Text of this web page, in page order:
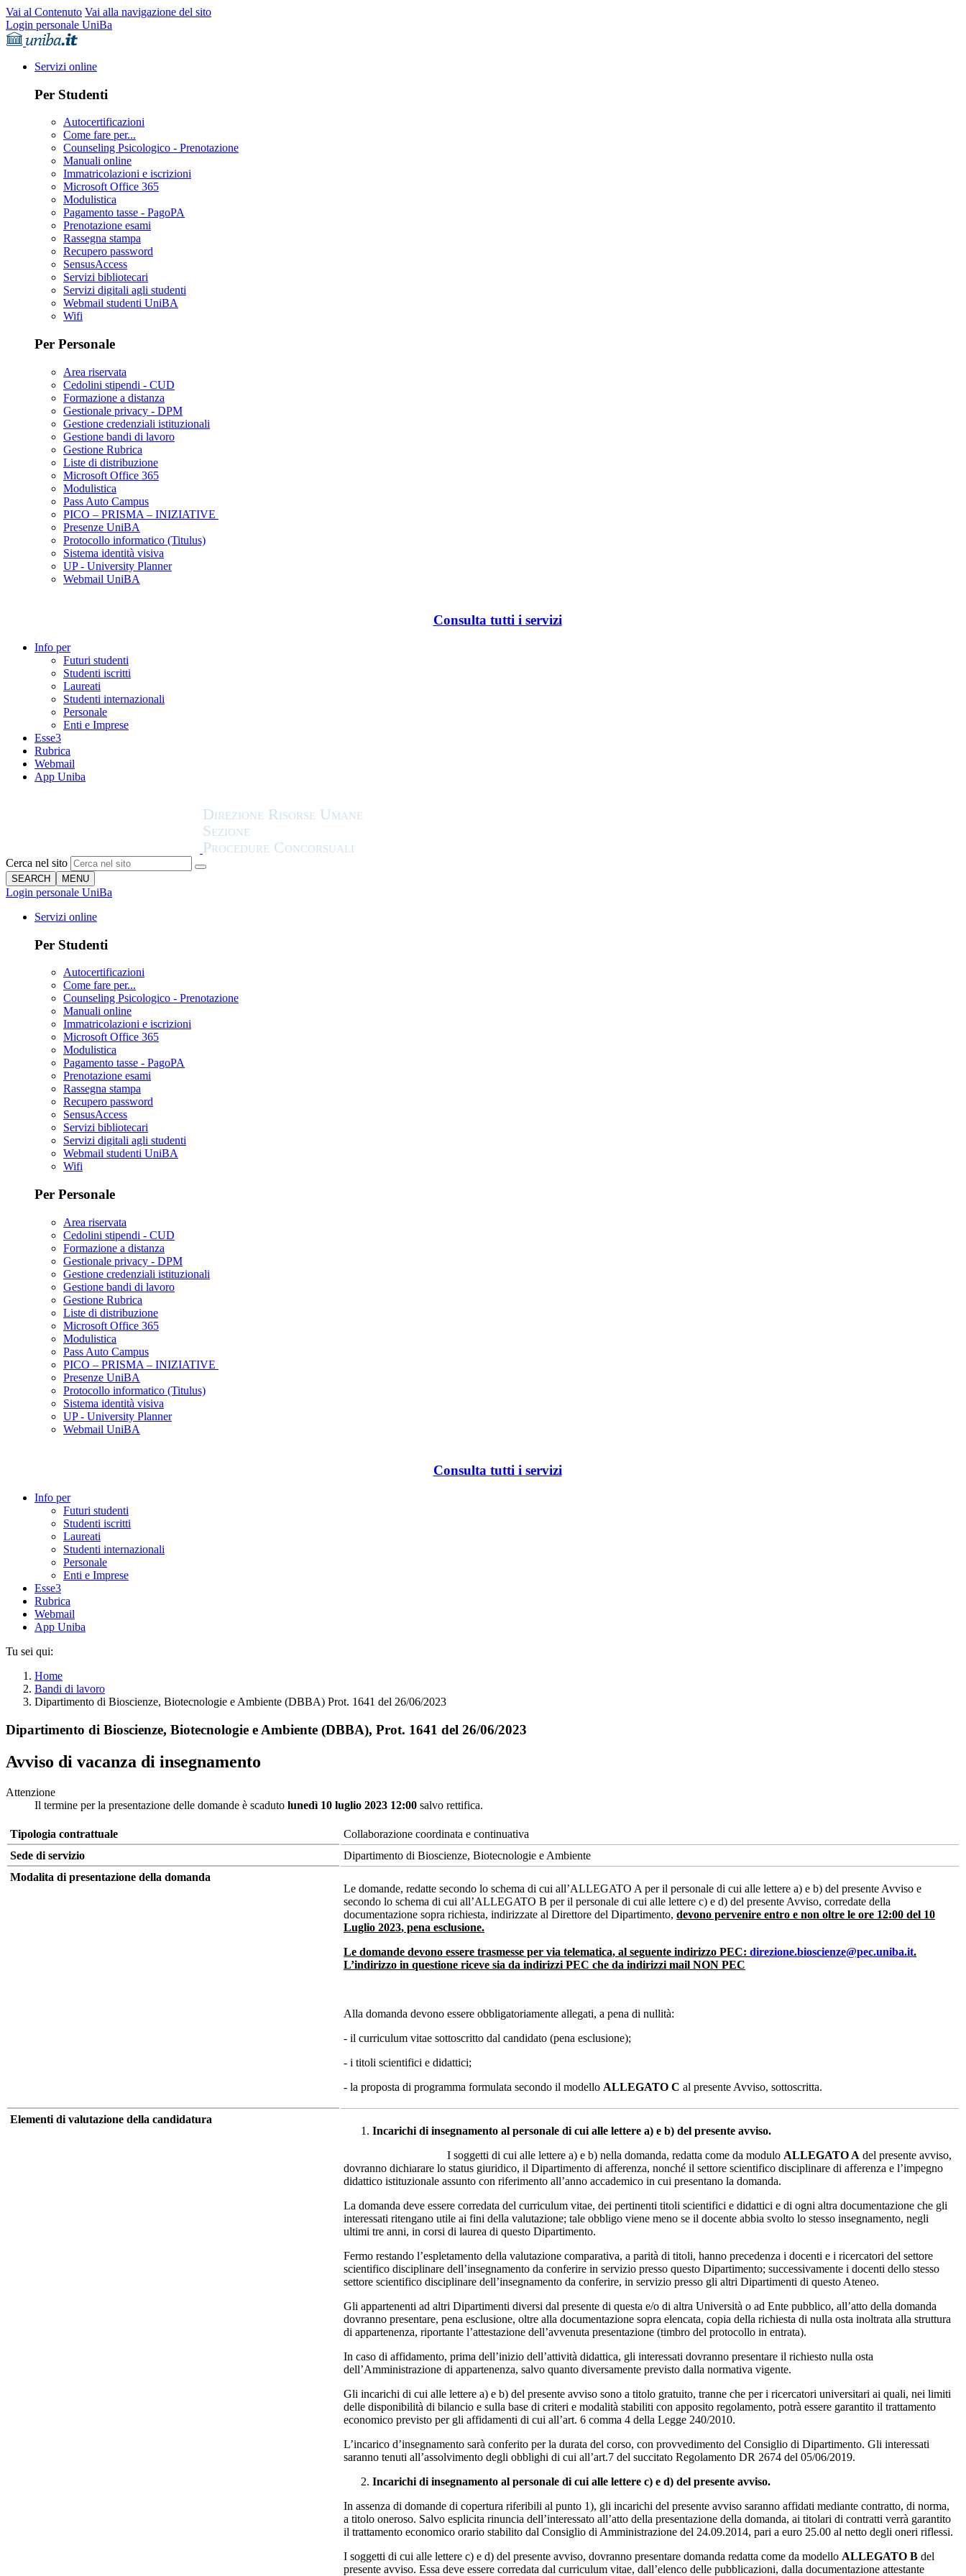
Vai al Contenuto Vai alla navigazione del sito
Login personale UniBa
Servizi online
Per Studenti
Autocertificazioni
Come fare per...
Counseling Psicologico - Prenotazione
Manuali online
Immatricolazioni e iscrizioni
Microsoft Office 365
Modulistica
Pagamento tasse - PagoPA
Prenotazione esami
Rassegna stampa
Recupero password
SensusAccess
Servizi bibliotecari
Servizi digitali agli studenti
Webmail studenti UniBA
Wifi
Per Personale
Area riservata
Cedolini stipendi - CUD
Formazione a distanza
Gestionale privacy - DPM
Gestione credenziali istituzionali
Gestione bandi di lavoro
Gestione Rubrica
Liste di distribuzione
Microsoft Office 365
Modulistica
Pass Auto Campus
PICO – PRISMA – INIZIATIVE
Presenze UniBA
Protocollo informatico (Titulus)
Sistema identità visiva
UP - University Planner
Webmail UniBA
Consulta tutti i servizi
Info per
Futuri studenti
Studenti iscritti
Laureati
Studenti internazionali
Personale
Enti e Imprese
Esse3
Rubrica
Webmail
App Uniba
Cerca nel sito
SEARCH MENU
Login personale UniBa
Servizi online
Per Studenti
Autocertificazioni
Come fare per...
Counseling Psicologico - Prenotazione
Manuali online
Immatricolazioni e iscrizioni
Microsoft Office 365
Modulistica
Pagamento tasse - PagoPA
Prenotazione esami
Rassegna stampa
Recupero password
SensusAccess
Servizi bibliotecari
Servizi digitali agli studenti
Webmail studenti UniBA
Wifi
Per Personale
Area riservata
Cedolini stipendi - CUD
Formazione a distanza
Gestionale privacy - DPM
Gestione credenziali istituzionali
Gestione bandi di lavoro
Gestione Rubrica
Liste di distribuzione
Microsoft Office 365
Modulistica
Pass Auto Campus
PICO – PRISMA – INIZIATIVE
Presenze UniBA
Protocollo informatico (Titulus)
Sistema identità visiva
UP - University Planner
Webmail UniBA
Consulta tutti i servizi
Info per
Futuri studenti
Studenti iscritti
Laureati
Studenti internazionali
Personale
Enti e Imprese
Esse3
Rubrica
Webmail
App Uniba
Tu sei qui:
Home
Bandi di lavoro
Dipartimento di Bioscienze, Biotecnologie e Ambiente (DBBA) Prot. 1641 del 26/06/2023
Dipartimento di Bioscienze, Biotecnologie e Ambiente (DBBA), Prot. 1641 del 26/06/2023
Avviso di vacanza di insegnamento
Attenzione
Il termine per la presentazione delle domande è scaduto lunedì 10 luglio 2023 12:00 salvo rettifica.
Tipologia contrattuale
Collaborazione coordinata e continuativa
Sede di servizio
Dipartimento di Bioscienze, Biotecnologie e Ambiente
Modalita di presentazione della domanda
Le domande, redatte secondo lo schema di cui all’ALLEGATO A per il personale di cui alle lettere a) e b) del presente Avviso e
secondo lo schema di cui all’ALLEGATO B per il personale di cui alle lettere c) e d) del presente Avviso, corredate della
documentazione sopra richiesta, indirizzate al Direttore del Dipartimento, devono pervenire entro e non oltre le ore 12:00 del 10
Luglio 2023, pena esclusione.
Le domande devono essere trasmesse per via telematica, al seguente indirizzo PEC: direzione.bioscienze@pec.uniba.it.
L’indirizzo in questione riceve sia da indirizzi PEC che da indirizzi mail NON PEC
Alla domanda devono essere obbligatoriamente allegati, a pena di nullità:
- il curriculum vitae sottoscritto dal candidato (pena esclusione);
- i titoli scientifici e didattici;
- la proposta di programma formulata secondo il modello ALLEGATO C al presente Avviso, sottoscritta.
Elementi di valutazione della candidatura
Incarichi di insegnamento al personale di cui alle lettere a) e b) del presente avviso.
I soggetti di cui alle lettere a) e b) nella domanda, redatta come da modulo ALLEGATO A del presente avviso,
dovranno dichiarare lo status giuridico, il Dipartimento di afferenza, nonché il settore scientifico disciplinare di afferenza e l’impegno
didattico istituzionale assunto con riferimento all’anno accademico in cui presentano la domanda.
La domanda deve essere corredata del curriculum vitae, dei pertinenti titoli scientifici e didattici e di ogni altra documentazione che gli
interessati ritengano utile ai fini della valutazione; tale obbligo viene meno se il docente abbia svolto lo stesso insegnamento, negli
ultimi tre anni, in corsi di laurea di questo Dipartimento.
Fermo restando l’espletamento della valutazione comparativa, a parità di titoli, hanno precedenza i docenti e i ricercatori del settore
scientifico disciplinare dell’insegnamento da conferire in servizio presso questo Dipartimento; successivamente i docenti dello stesso
settore scientifico disciplinare dell’insegnamento da conferire, in servizio presso gli altri Dipartimenti di questo Ateneo.
Gli appartenenti ad altri Dipartimenti diversi dal presente di questa e/o di altra Università o ad Ente pubblico, all’atto della domanda
dovranno presentare, pena esclusione, oltre alla documentazione sopra elencata, copia della richiesta di nulla osta inoltrata alla struttura
di appartenenza, riportante l’attestazione dell’avvenuta presentazione (timbro del protocollo in entrata).
In caso di affidamento, prima dell’inizio dell’attività didattica, gli interessati dovranno presentare il richiesto nulla osta
dell’Amministrazione di appartenenza, salvo quanto diversamente previsto dalla normativa vigente.
Gli incarichi di cui alle lettere a) e b) del presente avviso sono a titolo gratuito, tranne che per i ricercatori universitari ai quali, nei limiti
delle disponibilità di bilancio e sulla base di criteri e modalità stabiliti con apposito regolamento, potrà essere garantito il trattamento
economico previsto per gli affidamenti di cui all’art. 6 comma 4 della Legge 240/2010.
L’incarico d’insegnamento sarà conferito per la durata del corso, con provvedimento del Consiglio di Dipartimento. Gli interessati
saranno tenuti all’assolvimento degli obblighi di cui all’art.7 del succitato Regolamento DR 2674 del 05/06/2019.
Incarichi di insegnamento al personale di cui alle lettere c) e d) del presente avviso.
In assenza di domande di copertura riferibili al punto 1), gli incarichi del presente avviso saranno affidati mediante contratto, di norma,
a titolo oneroso. Salvo esplicita rinuncia dell’interessato all’atto della presentazione della domanda, ai titolari di contratti verrà garantito
il trattamento economico orario stabilito dal Consiglio di Amministrazione del 24.09.2014, pari a euro 25.00 al netto degli oneri riflessi.
I soggetti di cui alle lettere c) e d) del presente avviso, dovranno presentare domanda redatta come da modello ALLEGATO B del
presente avviso. Essa deve essere corredata dal curriculum vitae, dall’elenco delle pubblicazioni, dalla documentazione attestante